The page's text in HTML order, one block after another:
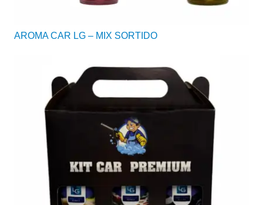
AROMA CAR LG – MIX SORTIDO